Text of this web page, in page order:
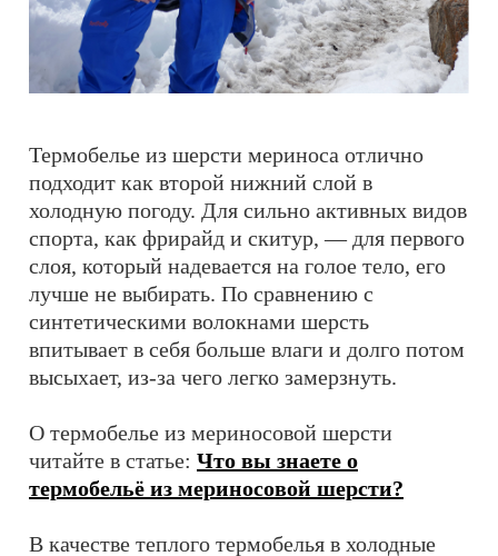
Термобелье из шерсти мериноса отлично
подходит как второй нижний слой в
холодную погоду. Для сильно активных видов
спорта, как фрирайд и скитур, — для первого
слоя, который надевается на голое тело, его
лучше не выбирать. По сравнению с
синтетическими волокнами шерсть
впитывает в себя больше влаги и долго потом
высыхает, из-за чего легко замерзнуть.
О термобелье из мериносовой шерсти
читайте в статье: Что вы знаете о
термобельё из мериносовой шерсти?
В качестве теплого термобелья в холодные